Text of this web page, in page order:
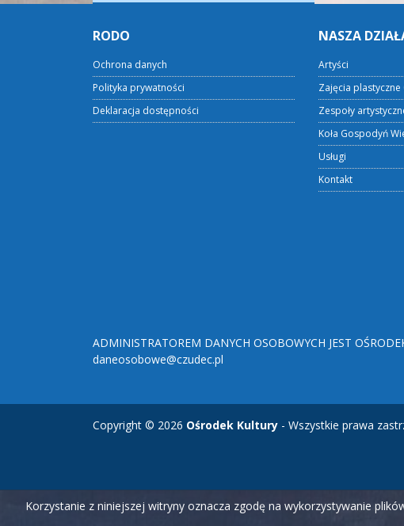
RODO
Ochrona danych
Polityka prywatności
Deklaracja dostępności
NASZA
Artyści
Zajęcia
Zespoły
Koła Gospodyń
Usługi
Kontakt
ADMINISTRATOREM DANYCH OSOBOWYCH JEST
daneosobowe@czudec.pl
Copyright © 2026 Ośrodek Kultury - Wszystkie prawa
Korzystanie z niniejszej witryny oznacza zgodę na wykorzystywanie